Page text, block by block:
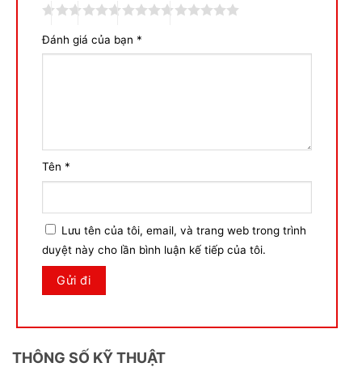
Đánh giá của bạn *
Tên *
Lưu tên của tôi, email, và trang web trong trình
duyệt này cho lần bình luận kế tiếp của tôi.
THÔNG SỐ KỸ THUẬT